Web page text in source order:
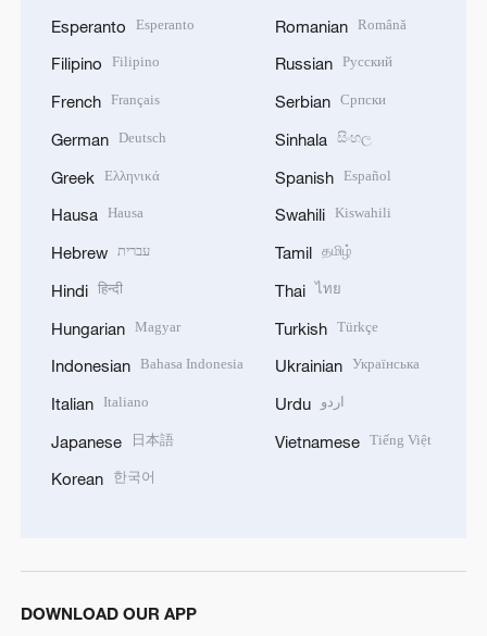
Esperanto Esperanto
Filipino Filipino
French Français
German Deutsch
Greek Ελληνικά
Hausa Hausa
Hebrew עברית
Hindi हिन्दी
Hungarian Magyar
Indonesian Bahasa Indonesia
Italian Italiano
Japanese 日本語
Korean 한국어
Romanian Română
Russian Русский
Serbian Српски
Sinhala සිංහල
Spanish Español
Swahili Kiswahili
Tamil தமிழ்
Thai ไทย
Turkish Türkçe
Ukrainian Українська
Urdu اردو
Vietnamese Tiếng Việt
DOWNLOAD OUR APP